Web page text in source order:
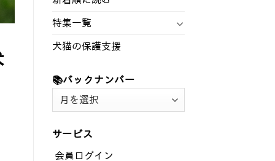
特集一覧
犬猫の保護支援
📚バックナンバー
ク
ナ
サービス
会員ログイン